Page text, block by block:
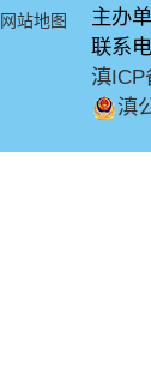
网站地图
主办
联系
滇ICP
滇